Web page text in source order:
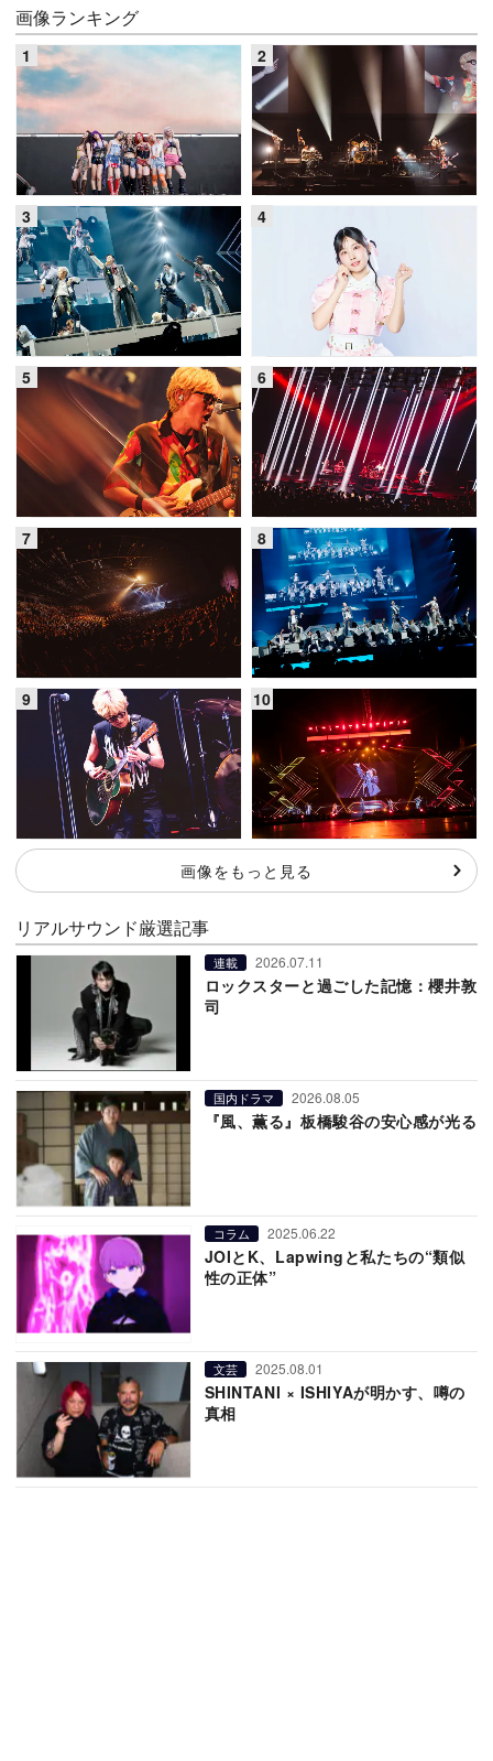
画像ランキング
画像をもっと見る
リアルサウンド厳選記事
連載 2026.07.11
ロックスターと過ごした記憶：櫻井敦
司
国内ドラマ 2026.08.05
『風、薫る』板橋駿谷の安心感が光る
コラム 2025.06.22
JOIとK、Lapwingと私たちの“類似
性の正体”
文芸 2025.08.01
SHINTANI × ISHIYAが明かす、噂の
真相